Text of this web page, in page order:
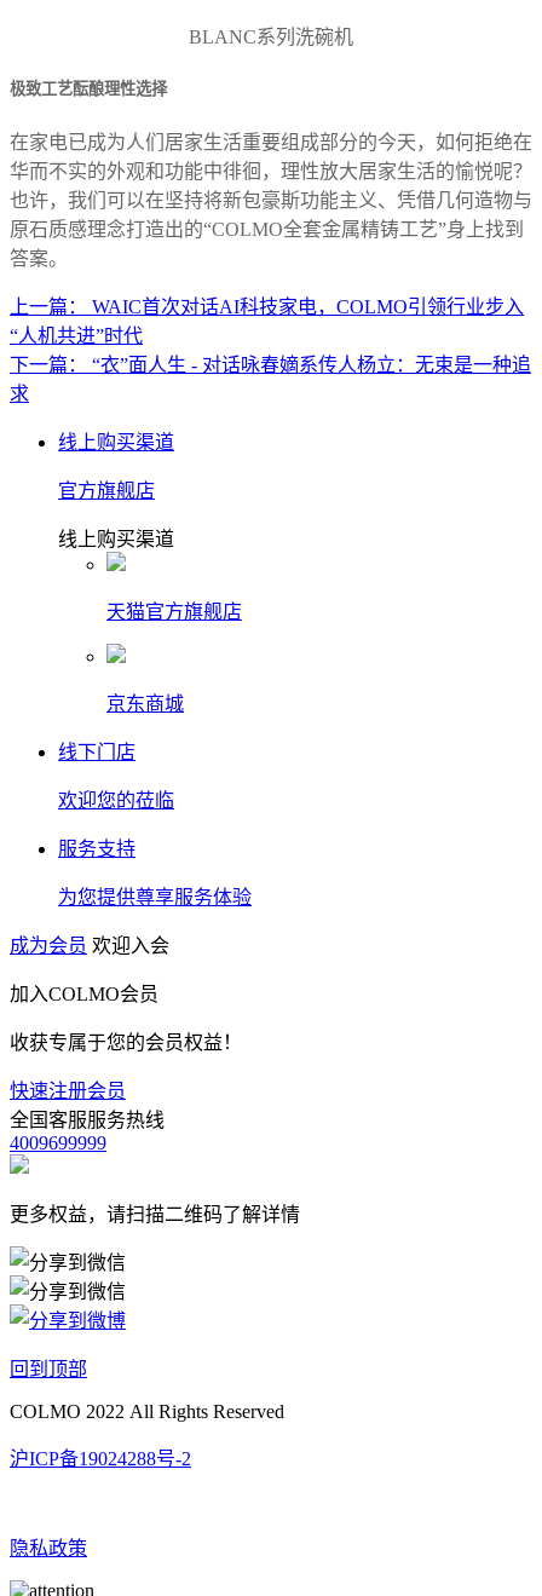
BLANC系列洗碗机
极致工艺酝酿理性选择
在家电已成为人们居家生活重要组成部分的今天，如何拒绝在
华而不实的外观和功能中徘徊，理性放大居家生活的愉悦呢？
也许，我们可以在坚持将新包豪斯功能主义、凭借几何造物与
原石质感理念打造出的“COLMO全套金属精铸工艺”身上找到
答案。
上一篇： WAIC首次对话AI科技家电，COLMO引领行业步入
“人机共进”时代
下一篇： “衣”面人生 - 对话咏春嫡系传人杨立：无束是一种追
求
线上购买渠道
官方旗舰店
线上购买渠道
天猫官方旗舰店
京东商城
线下门店
欢迎您的莅临
服务支持
为您提供尊享服务体验
成为会员 欢迎入会
加入COLMO会员
收获专属于您的会员权益！
快速注册会员
全国客服服务热线
4009699999
更多权益，请扫描二维码了解详情
回到顶部
COLMO 2022 All Rights Reserved
沪ICP备19024288号-2
隐私政策